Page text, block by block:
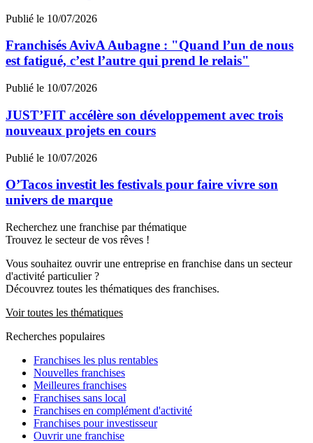
Publié le 10/07/2026
Franchisés AvivA Aubagne : "Quand l’un de nous
est fatigué, c’est l’autre qui prend le relais"
Publié le 10/07/2026
JUST’FIT accélère son développement avec trois
nouveaux projets en cours
Publié le 10/07/2026
O’Tacos investit les festivals pour faire vivre son
univers de marque
Recherchez une franchise par thématique
Trouvez le secteur de vos rêves !
Vous souhaitez ouvrir une entreprise en franchise dans un secteur
d'activité particulier ?
Découvrez toutes les thématiques des franchises.
Voir toutes les thématiques
Recherches populaires
Franchises les plus rentables
Nouvelles franchises
Meilleures franchises
Franchises sans local
Franchises en complément d'activité
Franchises pour investisseur
Ouvrir une franchise